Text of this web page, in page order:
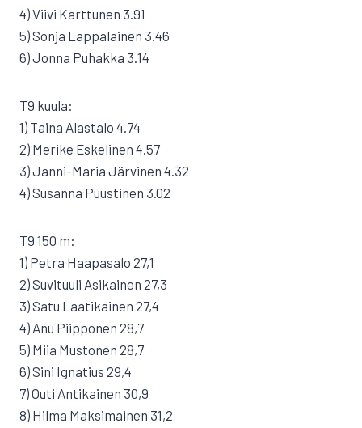
4) Viivi Karttunen 3.91
5) Sonja Lappalainen 3.46
6) Jonna Puhakka 3.14
T9 kuula:
1) Taina Alastalo 4.74
2) Merike Eskelinen 4.57
3) Janni-Maria Järvinen 4.32
4) Susanna Puustinen 3.02
T9 150 m:
1) Petra Haapasalo 27,1
2) Suvituuli Asikainen 27,3
3) Satu Laatikainen 27,4
4) Anu Piipponen 28,7
5) Miia Mustonen 28,7
6) Sini Ignatius 29,4
7) Outi Antikainen 30,9
8) Hilma Maksimainen 31,2